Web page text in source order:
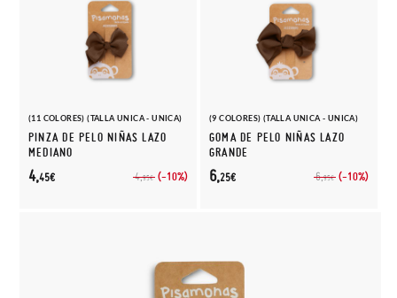
(11 COLORES) (TALLA UNICA - UNICA)
PINZA DE PELO NIÑAS LAZO
MEDIANO
4,95€ (-10%)
4,45€
(9 COLORES) (TALLA UNICA - UNICA)
GOMA DE PELO NIÑAS LAZO
GRANDE
6,95€ (-10%)
6,25€